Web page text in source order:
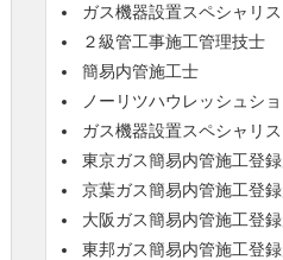
ガス機器設置スペシャリス
２級管工事施工管理技士
簡易内管施工士
ノーリツハウレッシュシ
ガス機器設置スペシャリ
東京ガス簡易内管施工登
京葉ガス簡易内管施工登
大阪ガス簡易内管施工登
東邦ガス簡易内管施工登